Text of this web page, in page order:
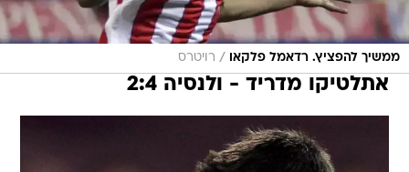
ממשיך להפציץ. רדאמל פלקאו / רויטרס
אתלטיקו מדריד - ולנסיה 2:4